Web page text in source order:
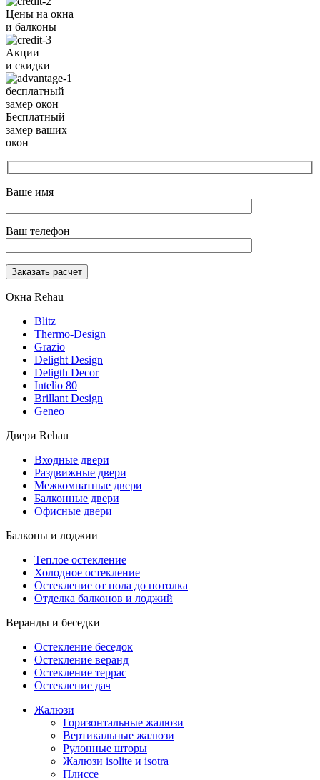
Цены на окна
и балконы
Акции
и скидки
бесплатный
замер окон
Бесплатный
замер ваших
окон
Ваше имя
Ваш телефон
Окна Rehau
Blitz
Thermo-Design
Grazio
Delight Design
Deligth Decor
Intelio 80
Brillant Design
Geneo
Двери Rehau
Входные двери
Раздвижные двери
Межкомнатные двери
Балконные двери
Офисные двери
Балконы и лоджии
Теплое остекление
Холодное остекление
Остекление от пола до потолка
Отделка балконов и лоджий
Веранды и беседки
Остекление беседок
Остекление веранд
Остекление террас
Остекление дач
Жалюзи
Горизонтальные жалюзи
Вертикальные жалюзи
Рулонные шторы
Жалюзи isolite и isotra
Плиссе